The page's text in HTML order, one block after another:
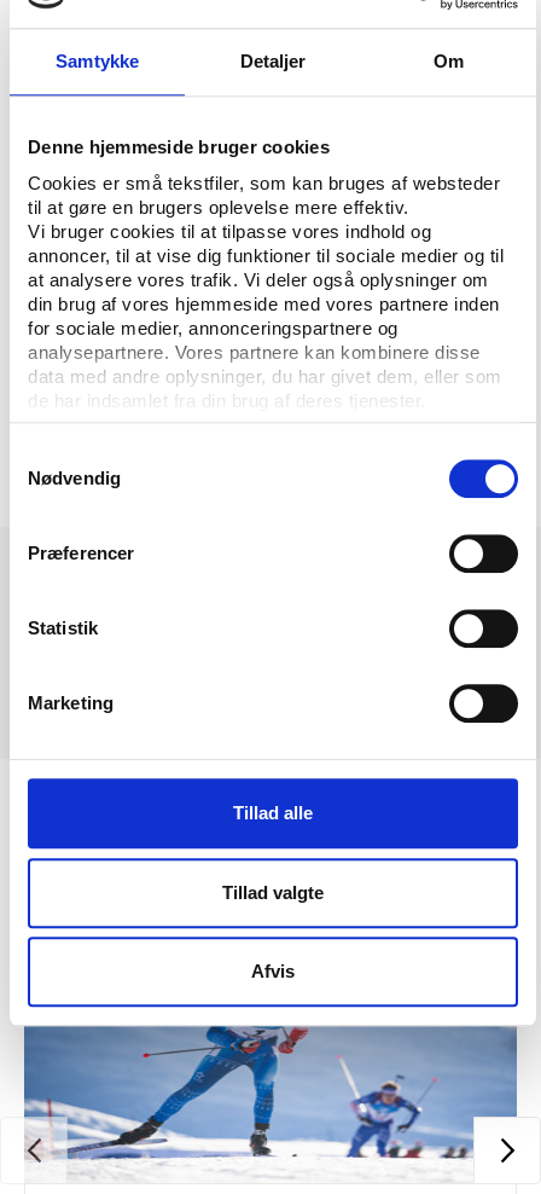
Samtykke Detaljer Om
Denne hjemmeside bruger cookies
Cookies er små tekstfiler, som kan bruges af websteder
til at gøre en brugers oplevelse mere effektiv.
Vi bruger cookies til at tilpasse vores indhold og
annoncer, til at vise dig funktioner til sociale medier og til
at analysere vores trafik. Vi deler også oplysninger om
din brug af vores hjemmeside med vores partnere inden
for sociale medier, annonceringspartnere og
analysepartnere. Vores partnere kan kombinere disse
data med andre oplysninger, du har givet dem, eller som
de har indsamlet fra din brug af deres tjenester.
Nødvendig
Præferencer
Statistik
Marketing
Tillad alle
Tillad valgte
Afvis
”Vi har med lanceringen af vores podcast skabt et
nyt format og et nyt rum for den idrætspolitiske
’Journalistik i sportens skygge’, vil vi også lave afsnit
med fokus på nogle af de idrætspolitiske emner, der
optager dansk idræt, omverdenen og den alment
interesserede lytter af vores podcast,” siger Stanis
Elsborg.
I kanalen Mediano 2 vil man udover Sport &
Perspektiv også kunne finde podcasts som
Idrætshistorie.dk, Vejen til Qatar, Bold & Bøger,
Fodboldmagasinet på Mediano, Hammers Kaffebar,
Abonner i
Abonner i
Læs lignende nyheder